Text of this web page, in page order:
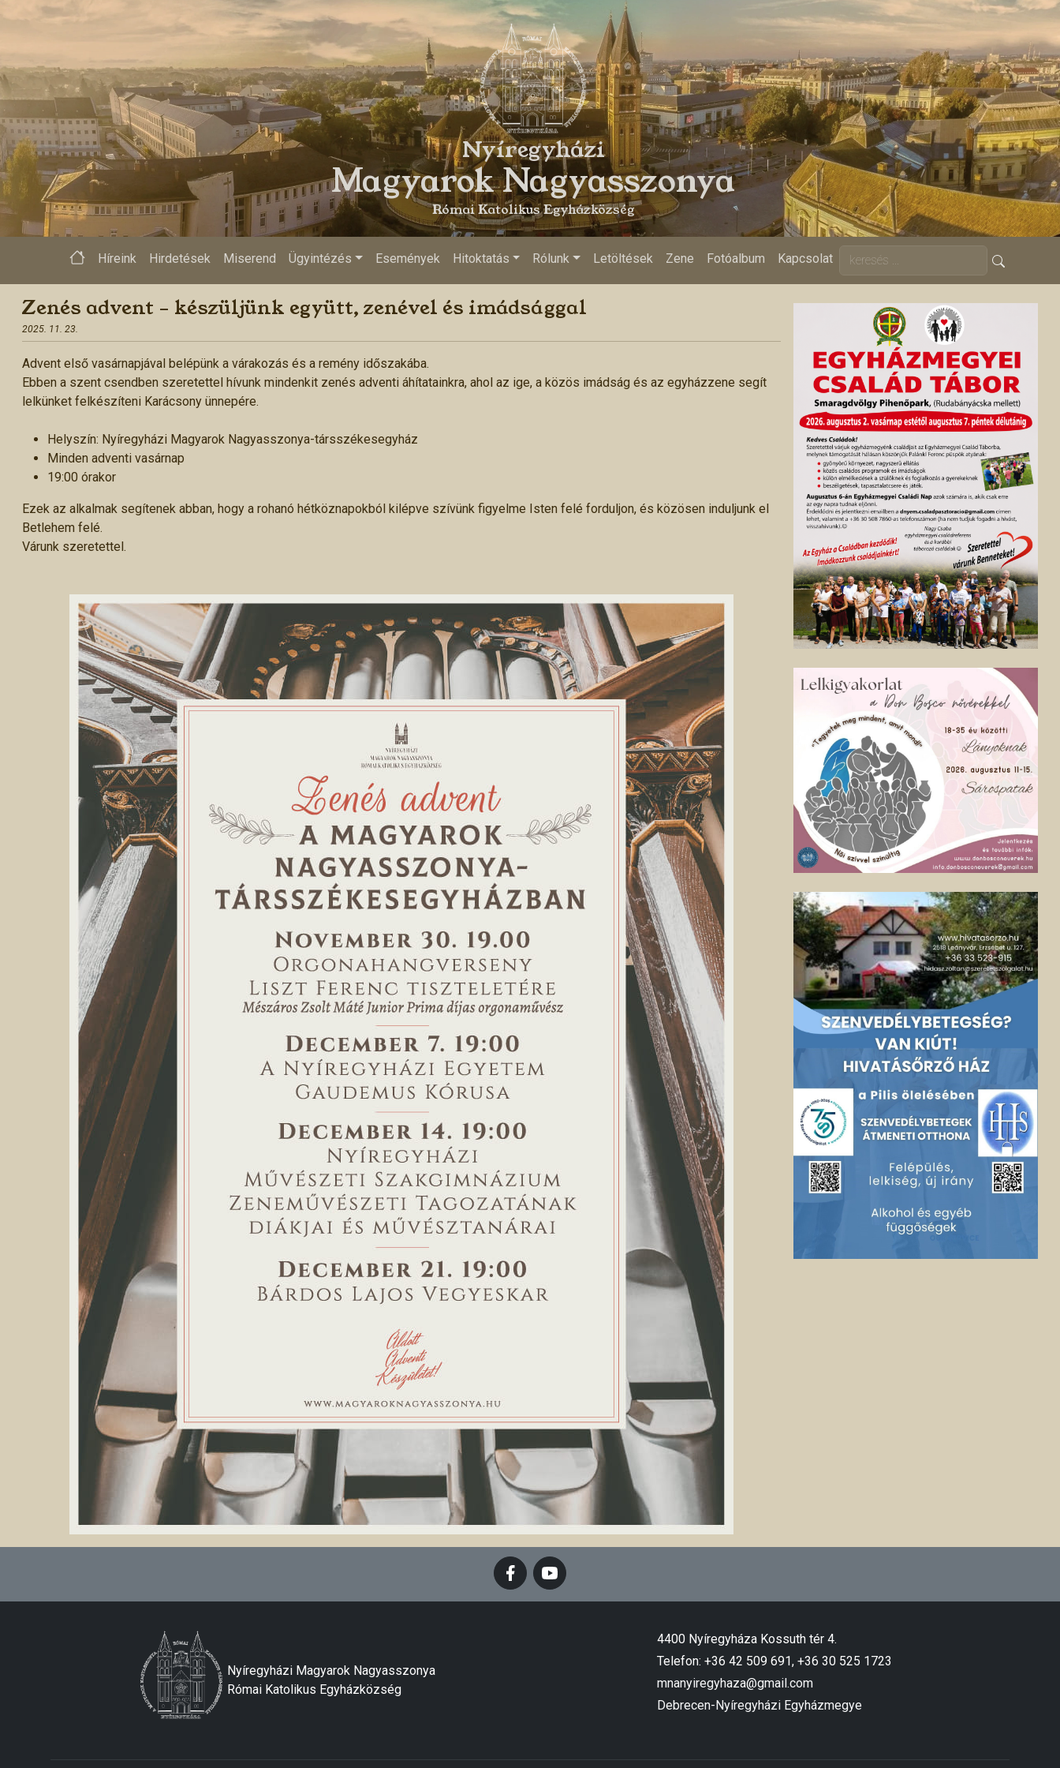
>
Nyíregyházi
Magyarok Nagyasszonya
Római Katolikus Egyházközség
Híreink Hirdetések Miserend Ügyintézés Események Hitoktatás Rólunk Letöltések Zene Fotóalbum Kapcsolat
Zenés advent – készüljünk együtt, zenével és imádsággal
2025. 11. 23.
Advent első vasárnapjával belépünk a várakozás és a remény időszakába.
Ebben a szent csendben szeretettel hívunk mindenkit zenés adventi áhítatainkra, ahol az ige, a közös imádság és az egyházzene segít
lelkünket felkészíteni Karácsony ünnepére.
Helyszín: Nyíregyházi Magyarok Nagyasszonya-társszékesegyház
Minden adventi vasárnap
19:00 órakor
Ezek az alkalmak segítenek abban, hogy a rohanó hétköznapokból kilépve szívünk figyelme Isten felé forduljon, és közösen induljunk el
Betlehem felé.
Várunk szeretettel.
Nyíregyházi Magyarok Nagyasszonya
Római Katolikus Egyházközség
4400 Nyíregyháza Kossuth tér 4.
Telefon: +36 42 509 691, +36 30 525 1723
mnanyiregyhaza@gmail.com
Debrecen-Nyíregyházi Egyházmegye